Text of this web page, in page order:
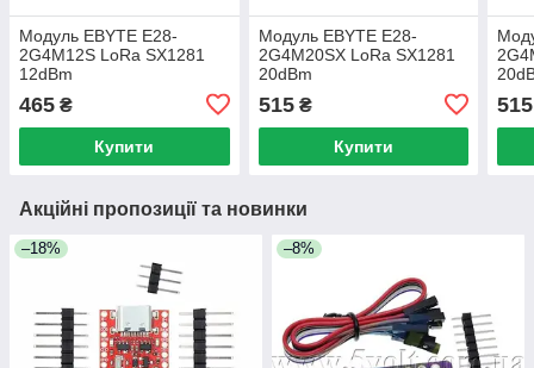
Модуль EBYTE E28-
2G4M12S LoRa SX1281
12dBm
465 ₴
Купити
Модуль EBYTE E28-
2G4M20SX LoRa SX1281
20dBm
515₴
Купити
515
Акційні пропозиції та новинки
–18% –8%